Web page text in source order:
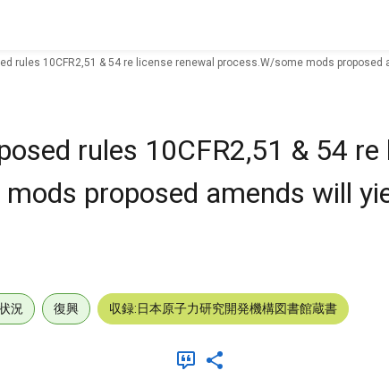
rules 10CFR2,51 & 54 re license renewal process.W/some mods
rules 10CFR2,51 & 54 re
proposed amends will
況 復興 収録:日本原子力研究開発機構図書館蔵書